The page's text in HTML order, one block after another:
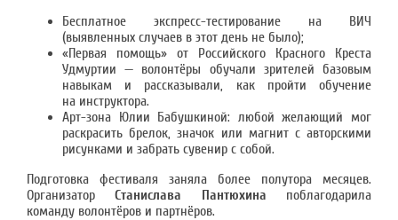
Бесплатное экспресс-тестирование на ВИЧ
(выявленных случаев в этот день не было);
«Первая помощь» от Российского Красного Креста
Удмуртии — волонтёры обучали зрителей базовым
навыкам и рассказывали, как пройти обучение
на инструктора.
Арт-зона Юлии Бабушкиной: любой желающий мог
раскрасить брелок, значок или магнит с авторскими
рисунками и забрать сувенир с собой.
Подготовка фестиваля заняла более полутора месяцев.
ОрганизаторСтанислава Пантюхина поблагодарила
команду волонтёров и партнёров.